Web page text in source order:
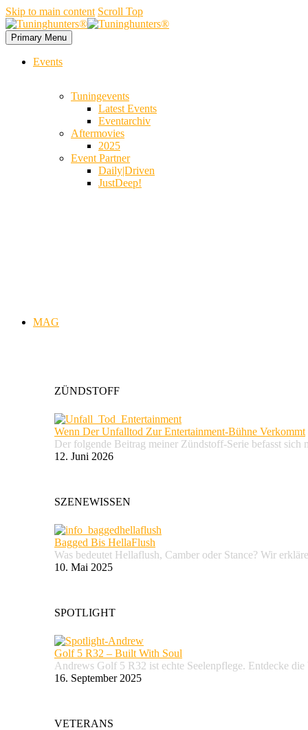
Skip to main content Scroll Top
Primary Menu
Events
Tuningevents
Latest Events
Eventarchiv
Aftermovies
2025
Event Partner
Daily|Driven
JustDeep!
MAG
ZÜNDSTOFF
Wenn Der Unfalltod Zur Entertainment-Bühne Verkommt
Der folgende Beitrag meiner Zündstoff-Serie befasst
12. Juni 2026
SZENEWISSEN
Bagged Bis HellaFlush
Was bedeutet Hellaflush, Camber oder Stance? Wir
10. Mai 2025
SPOTLIGHT
Golf 5 R32 – Built With Soul
Andrews Golf 5 R32 ist echte Seelenpflege. Entdecke
16. September 2025
VETERANS